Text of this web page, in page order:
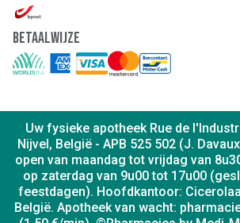
Betaalwijze
Uw fysieke apotheek Rue de
Nijvel, België - APB 525 502 (J.
open van maandag tot vrijdag van
op zaterdag van 9u00 tot 17u00
feestdagen). Hoofdkantoor:
België. Apotheek van wacht: